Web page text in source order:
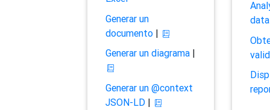
Generar un
documento|
Generar un diagrama|
Generar un @context
JSON-LD|